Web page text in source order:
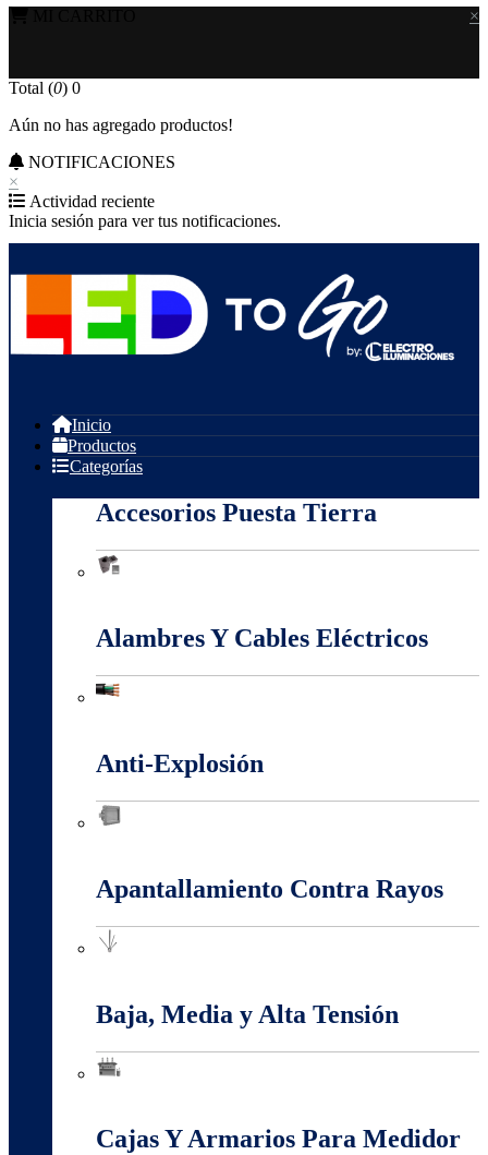
×
Total (0) 0
Aún no has agregado productos!
NOTIFICACIONES
×
Actividad reciente
Inicia sesión para ver tus notificaciones.
Inicio
Productos
Categorías
Accesorios Puesta Tierra
Alambres Y Cables Eléctricos
Anti-Explosión
Apantallamiento Contra Rayos
Baja, Media y Alta Tensión
Cajas Y Armarios Para Medidor